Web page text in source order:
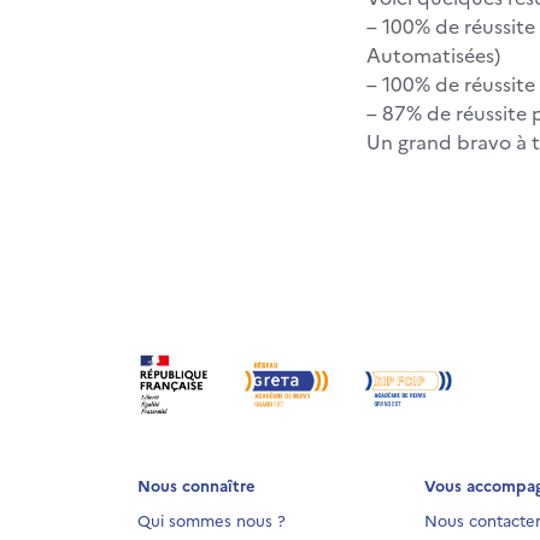
– 100% de
Automatisées)
– 100% de
– 87% de réussite
Un grand bravo à
Nous connaître
Qui sommes nous ?
Vous
Nous contacter